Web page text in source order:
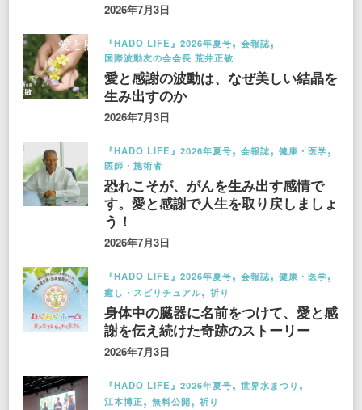
2026年7月3日
『HADO LIFE』2026年夏号
会報誌
国際波動友の会会長 荒井正敏
愛と感謝の波動は、なぜ美しい結晶を
生み出すのか
2026年7月3日
『HADO LIFE』2026年夏号 会報誌
健康・医学
医師・施術者
恐れこそが、がんを生み出す感情で
す。愛と感謝で人生を取り戻しましょ
う！
2026年7月3日
『HADO LIFE』2026年夏号 会報誌
健康・医学
癒し・スピリチュアル
祈り
身体中の臓器に名前をつけて、愛と感
謝を伝え続けた奇跡のストーリー
2026年7月3日
『HADO LIFE』2026年夏号
世界水まつり
江本博正
無料公開 祈り